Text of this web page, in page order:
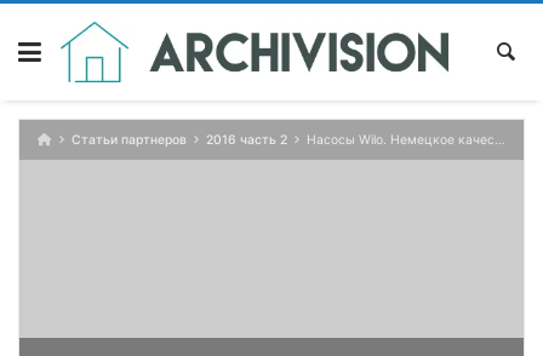
Skip
content
Статьи партнеров 2016 часть 2 Насосы Wilo. Немецкое качество, доступное каждому